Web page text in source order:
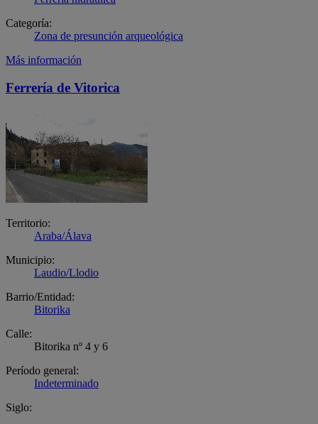
Categoría:
Zona de presunción arqueológica
Más información
Ferrería de Vitorica
Territorio:
Araba/Álava
Municipio:
Laudio/Llodio
Barrio/Entidad:
Bitorika
Calle:
Bitorika nº 4 y 6
Período general:
Indeterminado
Siglo: